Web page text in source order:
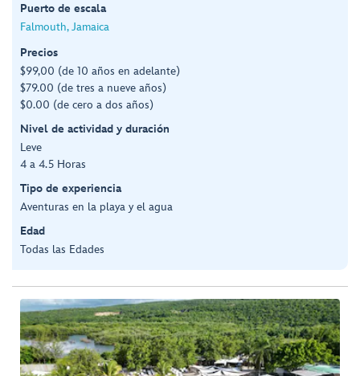
Puerto de escala
Falmouth, Jamaica
Precios
$99,00 (de 10 años en adelante)
$79.00 (de tres a nueve años)
$0.00 (de cero a dos años)
Nivel de actividad y duración
Leve
4 a 4.5 Horas
Tipo de experiencia
Aventuras en la playa y el agua
Edad
Todas las Edades